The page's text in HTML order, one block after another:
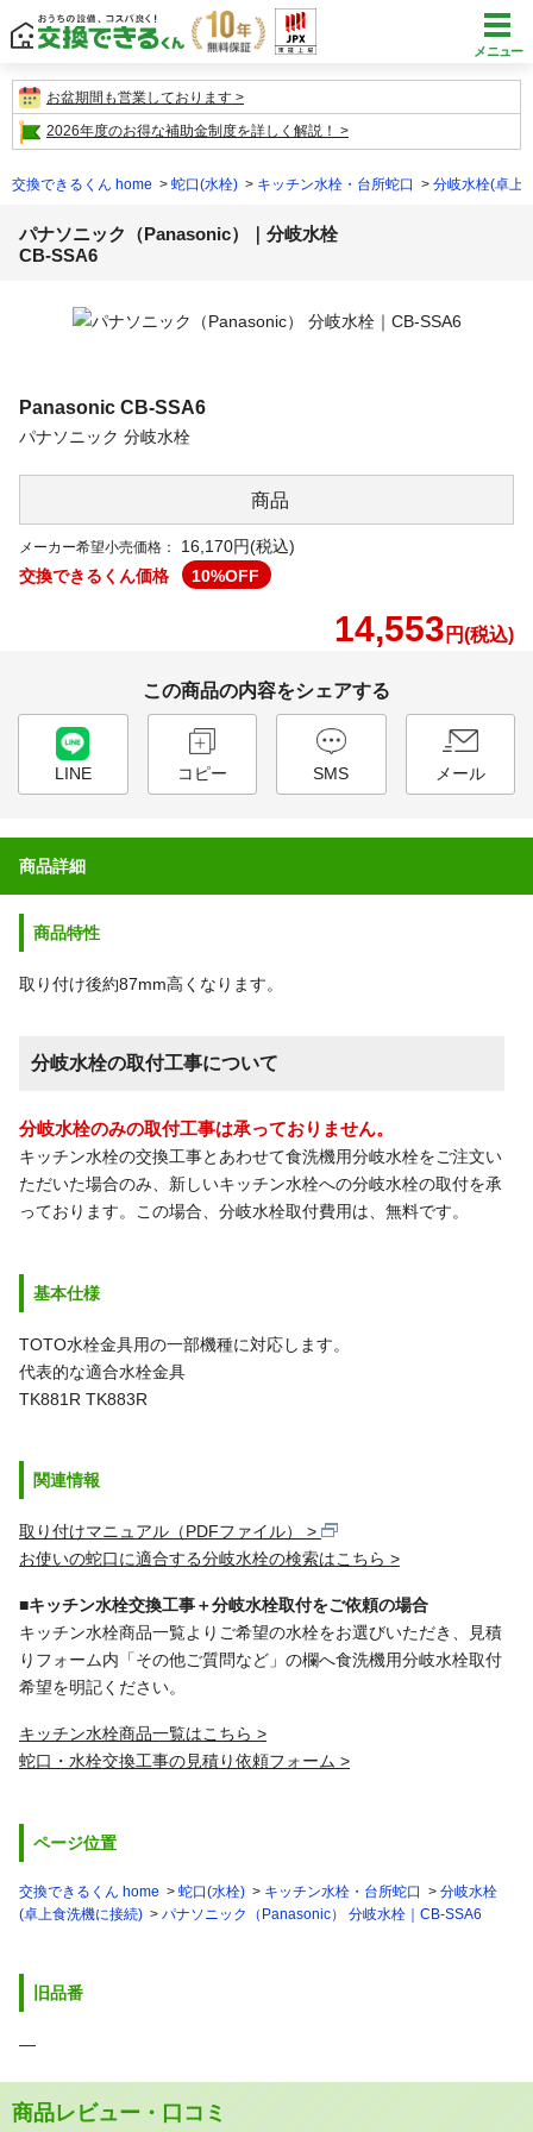
メニュー
お盆期間も営業しております
2026年度のお得な補助金制度を詳しく解説！
交換できるくん home 蛇口(水栓) キッチン水栓・台所蛇口 分岐水栓(卓上
パナソニック（Panasonic）｜分岐水栓
CB-SSA6
Panasonic CB-SSA6
パナソニック 分岐水栓
商品
メーカー希望小売価格：
16,170円(税込)
交換できるくん価格
10%OFF
14,553 円(税込)
この商品の内容をシェアする
LINE コピー SMS メール
商品詳細
商品特性
取り付け後約87mm高くなります。
分岐水栓の取付工事について
分岐水栓のみの取付工事は承っておりません。
キッチン水栓の交換工事とあわせて食洗機用分岐水栓をご注文い
ただいた場合のみ、新しいキッチン水栓への分岐水栓の取付を承
っております。この場合、分岐水栓取付費用は、無料です。
基本仕様
TOTO水栓金具用の一部機種に対応します。
代表的な適合水栓金具
TK881R TK883R
関連情報
取り付けマニュアル（PDFファイル）
お使いの蛇口に適合する分岐水栓の検索はこちら
■キッチン水栓交換工事＋分岐水栓取付をご依頼の場合
キッチン水栓商品一覧よりご希望の水栓をお選びいただき、見積
りフォーム内「その他ご質問など」の欄へ食洗機用分岐水栓取付
希望を明記ください。
キッチン水栓商品一覧はこちら
蛇口・水栓交換工事の見積り依頼フォーム
ページ位置
交換できるくん home 蛇口(水栓) キッチン水栓・台所蛇口
分岐水栓
(卓上食洗機に接続)
パナソニック（Panasonic） 分岐水栓｜CB-SSA6
旧品番
―
商品レビュー・口コミ